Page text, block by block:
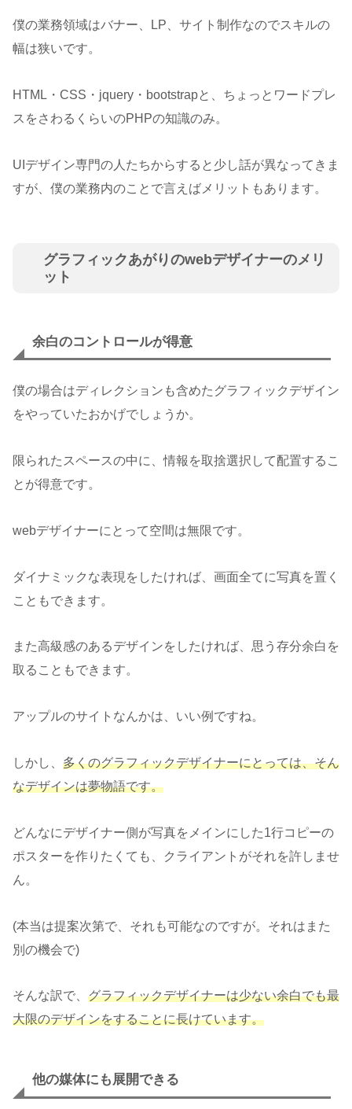
僕の業務領域はバナー、LP、サイト制作なのでスキルの
幅は狭いです。
HTML・CSS・jquery・bootstrapと、ちょっとワードプレ
スをさわるくらいのPHPの知識のみ。
UIデザイン専門の人たちからすると少し話が異なってきま
すが、僕の業務内のことで言えばメリットもあります。
グラフィックあがりのwebデザイナーのメリ
ット
余白のコントロールが得意
僕の場合はディレクションも含めたグラフィックデザイン
をやっていたおかげでしょうか。
限られたスペースの中に、情報を取捨選択して配置するこ
とが得意です。
webデザイナーにとって空間は無限です。
ダイナミックな表現をしたければ、画面全てに写真を置く
こともできます。
また高級感のあるデザインをしたければ、思う存分余白を
取ることもできます。
アップルのサイトなんかは、いい例ですね。
しかし、 多くのグラフィックデザイナーにとっては、そん
なデザインは夢物語です。
どんなにデザイナー側が写真をメインにした1行コピーの
ポスターを作りたくても、クライアントがそれを許しませ
ん。
(本当は提案次第で、それも可能なのですが。それはまた
別の機会で)
そんな訳で、 グラフィックデザイナーは少ない余白でも最
大限のデザインをすることに長けています。
他の媒体にも展開できる